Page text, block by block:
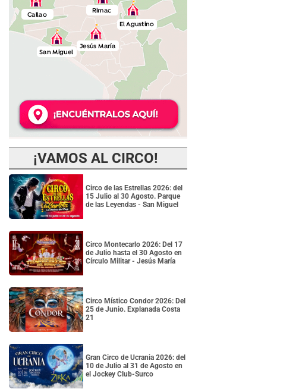
¡VAMOS AL CIRCO!
Circo de las Estrellas 2026: del
15 Julio al 30 Agosto. Parque
de las Leyendas - San Miguel
Circo Montecarlo 2026: Del 17
de Julio hasta el 30 Agosto en
Círculo Militar - Jesús María
Circo Místico Condor 2026: Del
25 de Junio. Explanada Costa
21
Gran Circo de Ucrania 2026: del
10 de Julio al 31 de Agosto en
el Jockey Club-Surco